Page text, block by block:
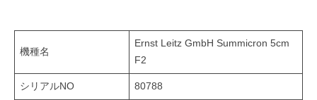
機種名
Ernst Leitz GmbH Summicron 5cm
F2
シリアルNO 80788